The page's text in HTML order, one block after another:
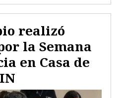
realizó
la Semana
en Casa de